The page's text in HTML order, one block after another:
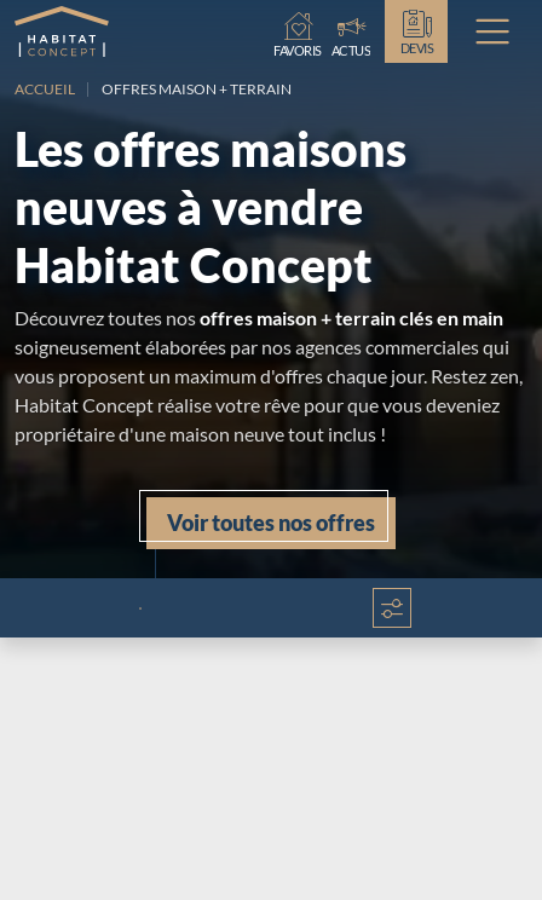
Chargement...
FAVORIS ACTUS DEVIS
ACCUEIL OFFRES MAISON + TERRAIN
Les offres maisons
neuves à vendre
Habitat Concept
Découvrez toutes nosoffres maison + terrain clés en main
soigneusement élaborées par nos agences commerciales qui
vous proposent un maximum d'offres chaque jour. Restez zen,
Habitat Concept réalise votre rêve pour que vous deveniez
propriétaire d'une maison neuve tout inclus !
Voir toutes nos offres
Chargement...